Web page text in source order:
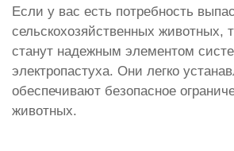
Если у вас есть потребность
сельскохозяйственных животных,
станут надежным элементом
электропастуха. Они легко
обеспечивают безопасное
животных.